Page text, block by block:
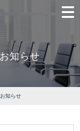
JP EN
特
長
ング
概
採
知らせ
知らせ